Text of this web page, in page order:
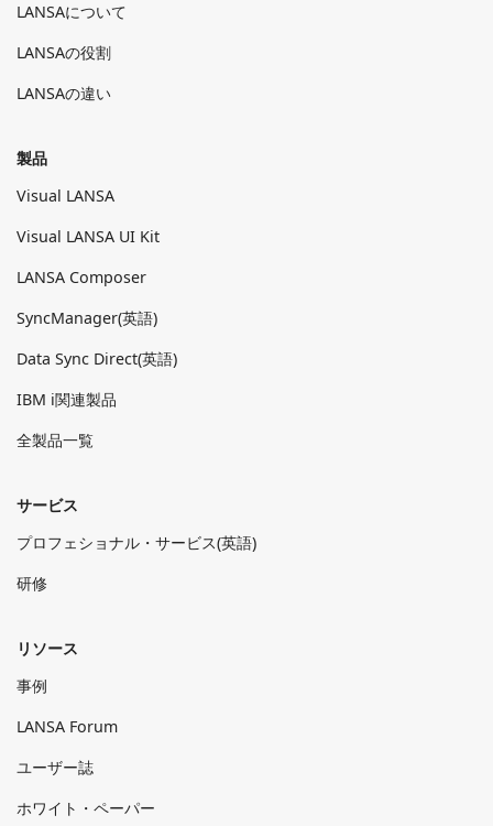
LANSAについて
LANSAの役割
LANSAの違い
製品
Visual LANSA
Visual LANSA UI Kit
LANSA Composer
SyncManager(英語)
Data Sync Direct(英語)
IBM i関連製品
全製品一覧
サービス
プロフェショナル・サービス(英語)
研修
リソース
事例
LANSA Forum
ユーザー誌
ホワイト・ペーパー